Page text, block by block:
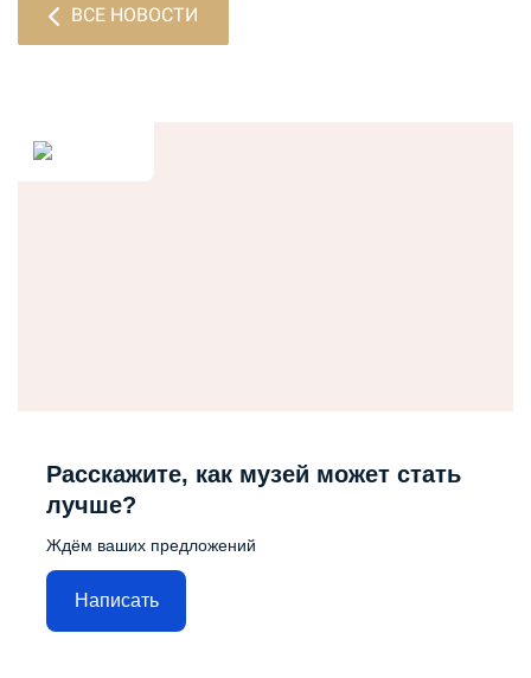
ВСЕ НОВОСТИ
Расскажите, как музей может стать
лучше?
Ждём ваших предложений
Написать